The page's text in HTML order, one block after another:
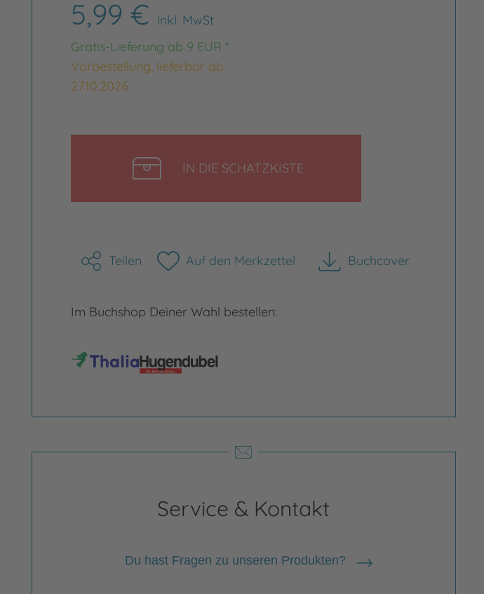
5,99 € inkl. MwSt
Gratis-Lieferung ab 9 EUR *
Vorbestellung, lieferbar ab
27.10.2026
IN DIE SCHATZKISTE
Teilen Auf den Merkzettel Buchcover
herunterladen
Im Buchshop Deiner Wahl bestellen:
Service & Kontakt
Du hast Fragen zu unseren Produkten?